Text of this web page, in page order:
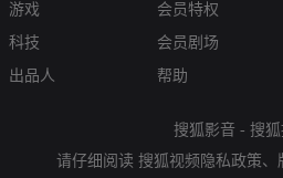
游戏
科技
出品人
会员特权
会员剧场
帮助
搜狐影音 - 搜
请仔细阅读 搜狐视频隐私政策、